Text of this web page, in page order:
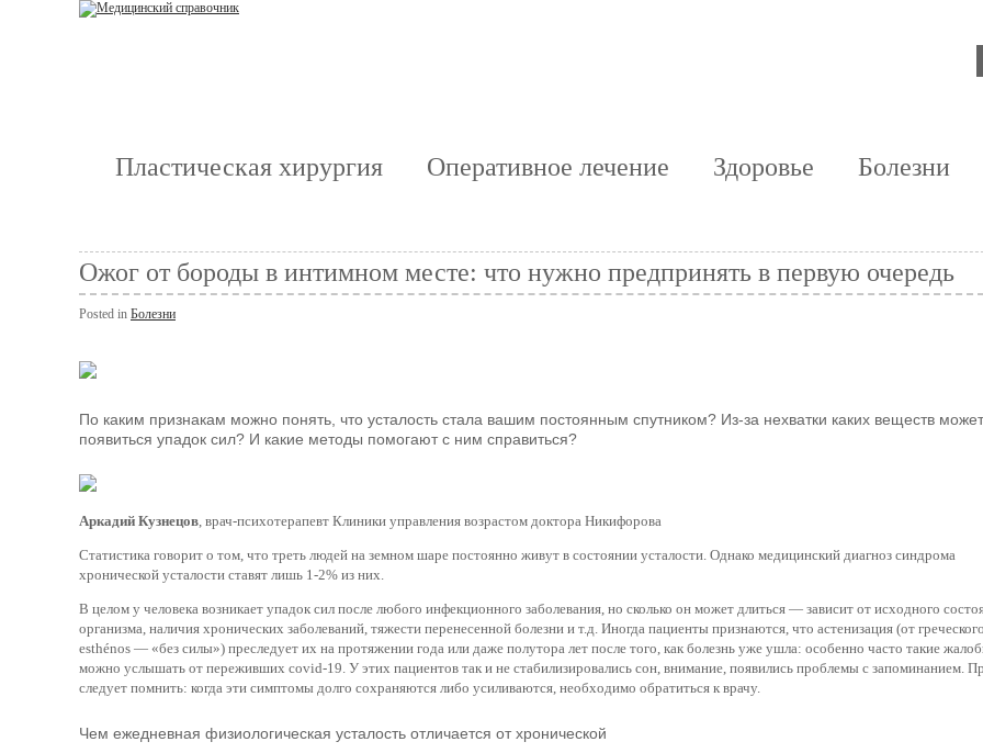
Пластическая хирургия Оперативное лечение Здоровье Болезни
Ожог от бороды в интимном месте: что нужно предпринять в первую очередь
Posted in Болезни
По каким признакам можно понять, что усталость стала вашим постоянным спутником? Из-за нехватки каких веществ может
появиться упадок сил? И какие методы помогают с ним справиться?
Аркадий Кузнецов, врач-психотерапевт Клиники управления возрастом доктора Никифорова
Статистика говорит о том, что треть людей на земном шаре постоянно живут в состоянии усталости. Однако медицинский диагноз синдрома
хронической усталости ставят лишь 1-2% из них.
В целом у человека возникает упадок сил после любого инфекционного заболевания, но сколько он может длиться — зависит от исходного
организма, наличия хронических заболеваний, тяжести перенесенной болезни и т.д. Иногда пациенты признаются, что астенизация (от
esthénos — «без силы») преследует их на протяжении года или даже полутора лет после того, как болезнь уже ушла: особенно часто такие
можно услышать от переживших covid-19. У этих пациентов так и не стабилизировались сон, внимание, появились проблемы с запоминанием.
следует помнить: когда эти симптомы долго сохраняются либо усиливаются, необходимо обратиться к врачу.
Чем ежедневная физиологическая усталость отличается от хронической